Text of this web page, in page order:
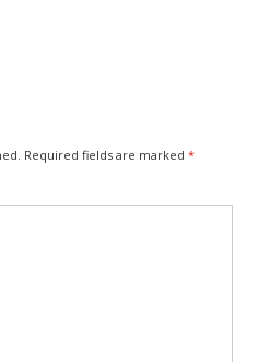
Required fields are marked *